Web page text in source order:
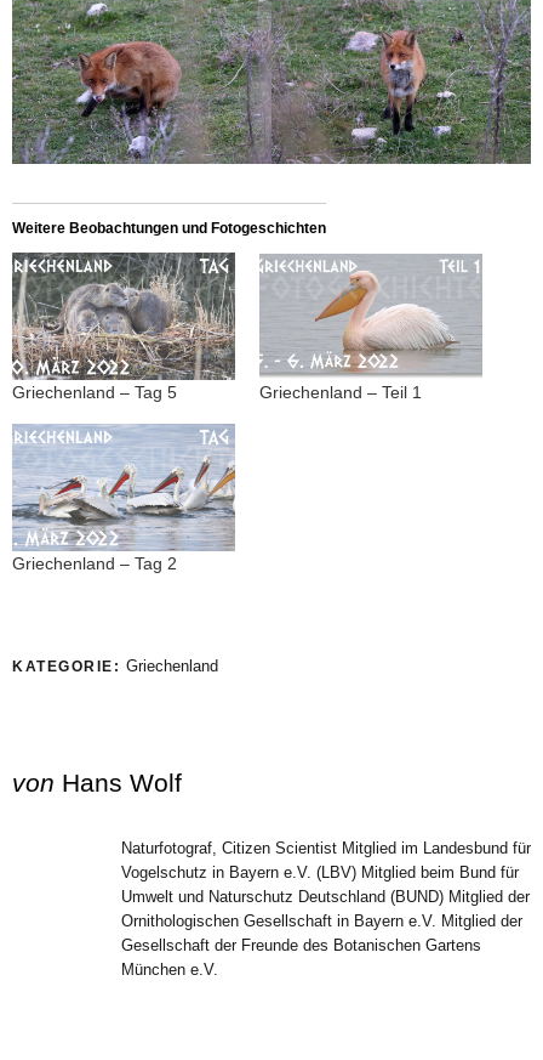
Weitere Beobachtungen und Fotogeschichten
Griechenland – Tag 5 Griechenland – Teil 1
Griechenland – Tag 2
KATEGORIE: Griechenland
von Hans Wolf
Naturfotograf, Citizen Scientist Mitglied im Landesbund für
Vogelschutz in Bayern e.V. (LBV) Mitglied beim Bund für
Umwelt und Naturschutz Deutschland (BUND) Mitglied der
Ornithologischen Gesellschaft in Bayern e.V. Mitglied der
Gesellschaft der Freunde des Botanischen Gartens
München e.V.